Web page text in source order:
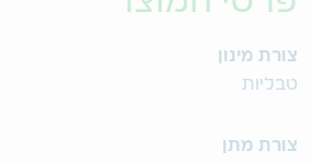
צורת מינון
טבליות
צורת מתן